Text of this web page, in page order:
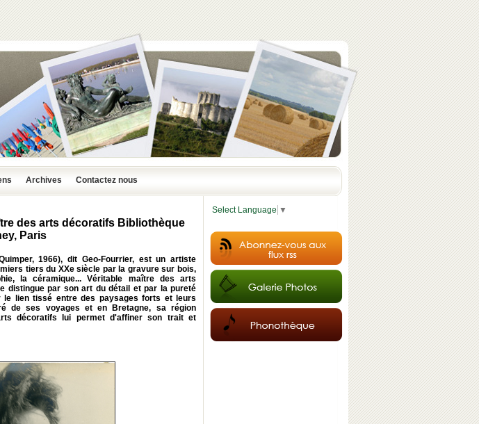
Archives Contactez nous
des arts décoratifs Bibliothèque
Paris
1966), dit Geo-Fourrier, est un artiste
tiers du XXe siècle par la gravure sur bois,
la céramique... Véritable maître des arts
distingue par son art du détail et par la pureté
lien tissé entre des paysages forts et leurs
de ses voyages et en Bretagne, sa région
décoratifs lui permet d'affiner son trait et
Select Language ▼